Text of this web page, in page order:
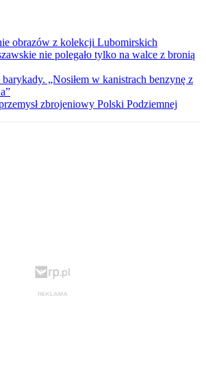
obrazów z kolekcji Lubomirskich
nie polegało tylko na walce z bronią
„Nosiłem w kanistrach benzynę z
zbrojeniowy Polski Podziemnej